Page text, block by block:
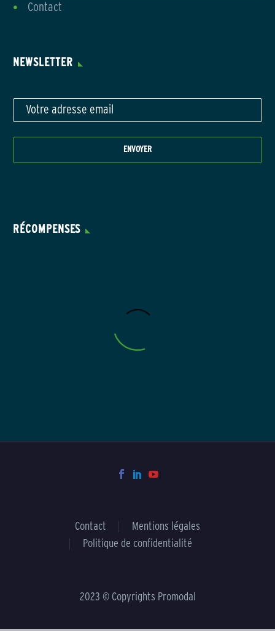
Contact
NEWSLETTER
RÉCOMPENSES
Contact
Mentions légales
Politique de confidentialité
2023 © Copyrights Promodal